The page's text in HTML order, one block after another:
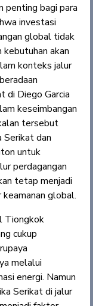
penting bagi para
investasi
global tidak
akan
konteks jalur
di Diego Garcia
keseimbangan
tersebut
Serikat dan
untuk
perdagangan
tetap menjadi
global.
Tiongkok
cukup
melalui
energi. Namun
Serikat di jalur